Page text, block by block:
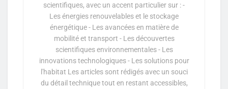
scientifiques, avec un accent particulier sur : -
Les énergies renouvelables et le stockage
énergétique - Les avancées en matière de
mobilité et transport - Les découvertes
scientifiques environnementales - Les
innovations technologiques - Les solutions pour
l'habitat Les articles sont rédigés avec un souci
du détail technique tout en restant accessibles,